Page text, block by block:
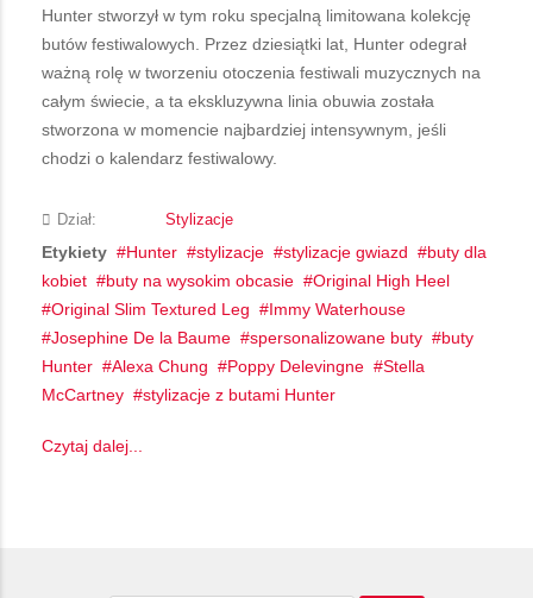
Hunter stworzył w tym roku specjalną limitowana kolekcję
butów festiwalowych. Przez dziesiątki lat, Hunter odegrał
ważną rolę w tworzeniu otoczenia festiwali muzycznych na
całym świecie, a ta ekskluzywna linia obuwia została
stworzona w momencie najbardziej intensywnym, jeśli
chodzi o kalendarz festiwalowy.
Dział: Stylizacje
Etykiety Hunter stylizacje stylizacje gwiazd
buty dla
kobiet
buty na wysokim obcasie
Original High Heel
Original Slim Textured Leg
Immy Waterhouse
Josephine De la Baume
spersonalizowane buty
buty
Hunter
Alexa Chung Poppy Delevingne
Stella
McCartney
stylizacje z butami Hunter
Czytaj dalej...